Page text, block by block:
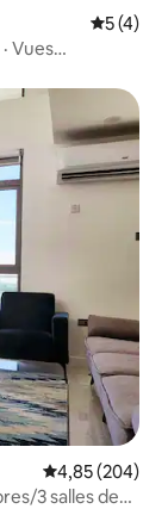
5 (4)
Vues
Évaluation
4,85 (204)
3 salles de